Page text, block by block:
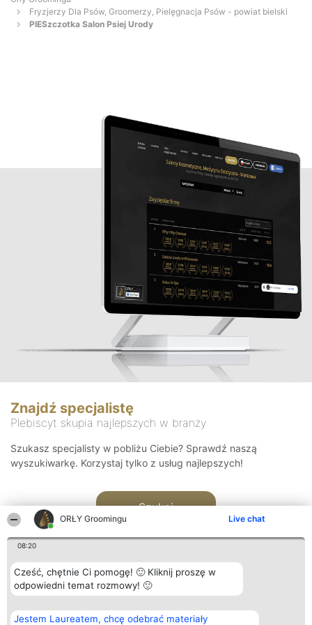
ORŁY Groomingu Live chat
08:20
Cześć, chętnie Ci pomogę! 🙂 Kliknij proszę w
odpowiedni temat rozmowy! 🙂
Jestem Laureatem, chcę odebrać materiały
Fryzjerzy Dla Psów, Groomerzy, Pielęgnacja Psów - powiat bielski
PIESzczotka Salon Psiej Urody
Znajdź specjalistę
Plebiscyt skupia najlepszych w branży
Szukasz specjalisty w pobliżu Ciebie? Sprawdź naszą
wyszukiwarkę. Korzystaj tylko z usług najlepszych!
Szukaj
Organizator plebiscytu
Bright Side Solutions sp. z o.
Plebiscyt
Laureaci
Kontakt
Kontakt